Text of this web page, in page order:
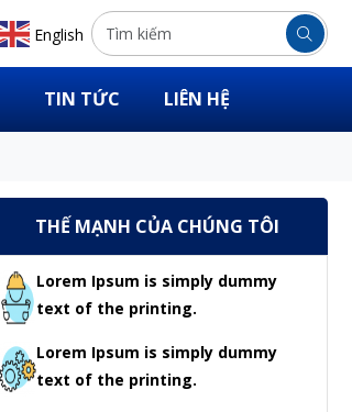
English
TIN TỨC LIÊN HỆ
THẾ MẠNH CỦA CHÚNG TÔI
Lorem Ipsum is simply dummy
text of the printing.
Lorem Ipsum is simply dummy
text of the printing.